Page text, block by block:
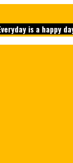
is a happy